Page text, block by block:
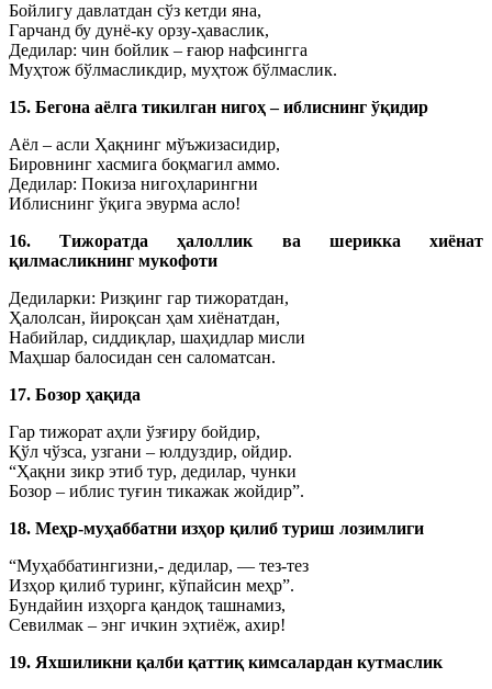
Бойлигу давлатдан сўз кетди яна,
Гарчанд бу дунё-ку орзу-ҳаваслик,
Дедилар: чин бойлик – ғаюр нафсингга
Муҳтож бўлмасликдир, муҳтож бўлмаслик.
15. Бегона аёлга тикилган нигоҳ – иблиснинг ўқидир
Аёл – асли Ҳақнинг мўъжизасидир,
Бировнинг хасмига боқмагил аммо.
Дедилар: Покиза нигоҳларингни
Иблиснинг ўқига эвурма асло!
16. Тижоратда ҳалоллик ва шерикка хиёнат
қилмасликнинг мукофоти
Дедиларки: Ризқинг гар тижоратдан,
Ҳалолсан, йироқсан ҳам хиёнатдан,
Набийлар, сиддиқлар, шаҳидлар мисли
Маҳшар балосидан сен саломатсан.
17. Бозор ҳақида
Гар тижорат аҳли ўзғиру бойдир,
Қўл чўзса, узгани – юлдуздир, ойдир.
“Ҳақни зикр этиб тур, дедилар, чунки
Бозор – иблис туғин тикажак жойдир”.
18. Меҳр-муҳаббатни изҳор қилиб туриш лозимлиги
“Муҳаббатингизни,- дедилар, — тез-тез
Изҳор қилиб туринг, кўпайсин меҳр”.
Бундайин изҳорга қандоқ ташнамиз,
Севилмак – энг ичкин эҳтиёж, ахир!
19. Яхшиликни қалби қаттиқ кимсалардан кутмаслик